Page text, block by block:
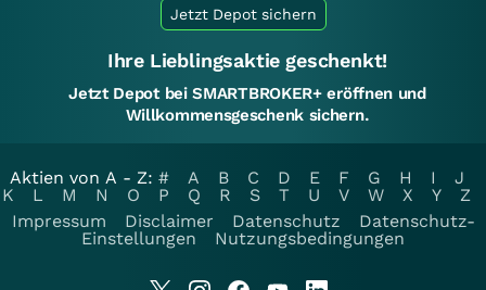
Jetzt Depot sichern
Ihre Lieblingsaktie geschenkt!
Jetzt Depot bei SMARTBROKER+ eröffnen und
Willkommensgeschenk sichern.
Aktien von A - Z: # A B C D E F G H I
J
K
L M N O P Q R S T U V W X Y
Z
Impressum
Disclaimer Datenschutz
Datenschutz-
Einstellungen
Nutzungsbedingungen